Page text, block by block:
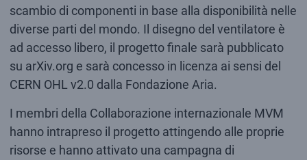
scambio di componenti in base alla disponibilità nelle
diverse parti del mondo. Il disegno del ventilatore è
ad accesso libero, il progetto finale sarà pubblicato
su arXiv.org e sarà concesso in licenza ai sensi del
CERN OHL v2.0 dalla Fondazione Aria.
­I membri della Collaborazione internazionale MVM
hanno intrapreso il progetto attingendo alle proprie
risorse e hanno attivato una campagna di